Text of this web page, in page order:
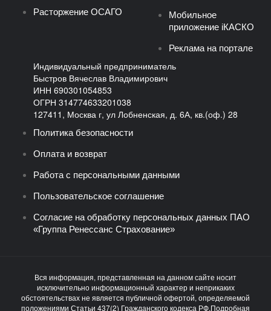
Расторжение ОСАГО
Мобильное
приложение iКАСКО
Реклама на портале
Индивидуальный предприниматель
Быстров Вячеслав Владимирович
ИНН 690301054853
ОГРН 314774633201038
127411, Москва г, ул Лобненская, д. 6А, кв.(оф.) 28
Политика безопасности
Оплата и возврат
Работа с персональными данными
Пользовательское соглашение
Согласие на обработку персональных данных ПАО
«Группа Ренессанс Страхование»
Вся информация, представленная на данном сайте носит
исключительно информационный характер и неприкаких
обстоятельствах не является публичной офертой, определяемой
положениями Статьи 437(2) Гражданского кодекса РФ.Подробная